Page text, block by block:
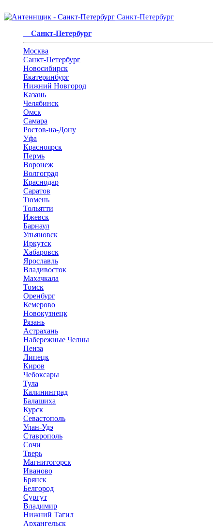
Санкт-Петербург
Санкт-Петербург
Москва
Санкт-Петербург
Новосибирск
Екатеринбург
Нижний Новгород
Казань
Челябинск
Омск
Самара
Ростов-на-Дону
Уфа
Красноярск
Пермь
Воронеж
Волгоград
Краснодар
Саратов
Тюмень
Тольятти
Ижевск
Барнаул
Ульяновск
Иркутск
Хабаровск
Ярославль
Владивосток
Махачкала
Томск
Оренбург
Кемерово
Новокузнецк
Рязань
Астрахань
Набережные Челны
Пенза
Липецк
Киров
Чебоксары
Тула
Калининград
Балашиха
Курск
Севастополь
Улан-Удэ
Ставрополь
Сочи
Тверь
Магнитогорск
Иваново
Брянск
Белгород
Сургут
Владимир
Нижний Тагил
Архангельск